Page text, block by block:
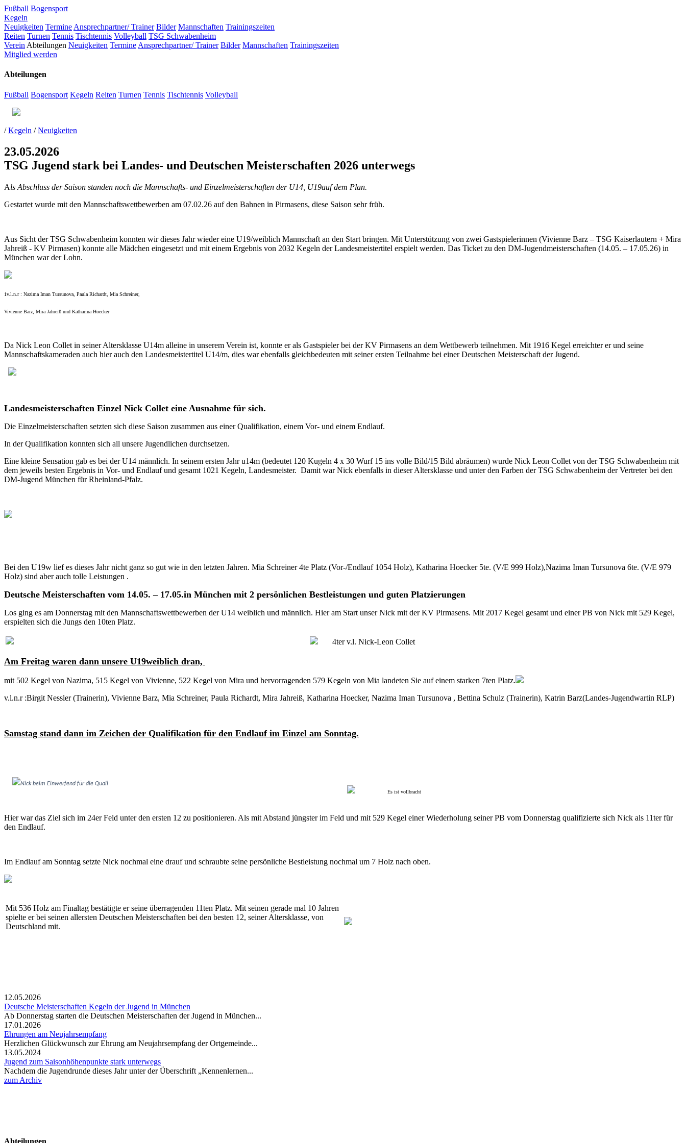
Fußball Bogensport
Kegeln
Neuigkeiten Termine Ansprechpartner/ Trainer Bilder Mannschaften Trainingszeiten
Reiten Turnen Tennis Tischtennis Volleyball TSG Schwabenheim
Verein Abteilungen Neuigkeiten Termine Ansprechpartner/ Trainer Bilder Mannschaften Trainingszeiten
Mitglied werden
Abteilungen
Fußball Bogensport Kegeln Reiten Turnen Tennis Tischtennis Volleyball
/ Kegeln / Neuigkeiten
23.05.2026
TSG Jugend stark bei Landes- und Deutschen Meisterschaften 2026 unterwegs
Als Abschluss der Saison standen noch die Mannschafts- und Einzelmeisterschaften der U14, U19auf dem Plan.
Gestartet wurde mit den Mannschaftswettbewerben am 07.02.26 auf den Bahnen in Pirmasens, diese Saison sehr früh.
Aus Sicht der TSG Schwabenheim konnten wir dieses Jahr wieder eine U19/weiblich Mannschaft an den Start bringen. Mit Unterstützung von zwei Gastspielerinnen (Vivienne Barz – TSG Kaiserlautern + Mira
Jahreiß - KV Pirmasen) konnte alle Mädchen eingesetzt und mit einem Ergebnis von 2032 Kegeln der Landesmeistertitel erspielt werden. Das Ticket zu den DM-Jugendmeisterschaften (14.05. – 17.05.26) in
München war der Lohn.
1v.l.n.r : Nazima Iman Tursunova, Paula Richardt, Mia Schreiner,
Vivienne Barz, Mira Jahreiß und Katharina Hoecker
Da Nick Leon Collet in seiner Altersklasse U14m alleine in unserem Verein ist, konnte er als Gastspieler bei der KV Pirmasens an dem Wettbewerb teilnehmen. Mit 1916 Kegel erreichter er und seine
Mannschaftskameraden auch hier auch den Landesmeistertitel U14/m, dies war ebenfalls gleichbedeuten mit seiner ersten Teilnahme bei einer Deutschen Meisterschaft der Jugend.
Landesmeisterschaften Einzel Nick Collet eine Ausnahme für sich.
Die Einzelmeisterschaften setzten sich diese Saison zusammen aus einer Qualifikation, einem Vor- und einem Endlauf.
In der Qualifikation konnten sich all unsere Jugendlichen durchsetzen.
Eine kleine Sensation gab es bei der U14 männlich. In seinem ersten Jahr u14m (bedeutet 120 Kugeln 4 x 30 Wurf 15 ins volle Bild/15 Bild abräumen) wurde Nick Leon Collet von der TSG Schwabenheim mit
dem jeweils besten Ergebnis in Vor- und Endlauf und gesamt 1021 Kegeln, Landesmeister. Damit war Nick ebenfalls in dieser Altersklasse und unter den Farben der TSG Schwabenheim der Vertreter bei den
DM-Jugend München für Rheinland-Pfalz.
Bei den U19w lief es dieses Jahr nicht ganz so gut wie in den letzten Jahren. Mia Schreiner 4te Platz (Vor-/Endlauf 1054 Holz), Katharina Hoecker 5te. (V/E 999 Holz),Nazima Iman Tursunova 6te. (V/E 979
Holz) sind aber auch tolle Leistungen .
Deutsche Meisterschaften vom 14.05. – 17.05.in München mit 2 persönlichen Bestleistungen und guten Platzierungen
Los ging es am Donnerstag mit den Mannschaftswettbewerben der U14 weiblich und männlich. Hier am Start unser Nick mit der KV Pirmasens. Mit 2017 Kegel gesamt und einer PB von Nick mit 529 Kegel,
erspielten sich die Jungs den 10ten Platz.
4ter v.l. Nick-Leon Collet
Am Freitag waren dann unsere U19weiblich dran,
mit 502 Kegel von Nazima, 515 Kegel von Vivienne, 522 Kegel von Mira und hervorragenden 579 Kegeln von Mia landeten Sie auf einem starken 7ten Platz.
v.l.n.r :Birgit Nessler (Trainerin), Vivienne Barz, Mia Schreiner, Paula Richardt, Mira Jahreiß, Katharina Hoecker, Nazima Iman Tursunova , Bettina Schulz (Trainerin), Katrin Barz(Landes-Jugendwartin RLP)
Samstag stand dann im Zeichen der Qualifikation für den Endlauf im Einzel am Sonntag.
Nick beim Einwerfend für die Quali
Es ist vollbracht
Hier war das Ziel sich im 24er Feld unter den ersten 12 zu positionieren. Als mit Abstand jüngster im Feld und mit 529 Kegel einer Wiederholung seiner PB vom Donnerstag qualifizierte sich Nick als 11ter für
den Endlauf.
Im Endlauf am Sonntag setzte Nick nochmal eine drauf und schraubte seine persönliche Bestleistung nochmal um 7 Holz nach oben.
Mit 536 Holz am Finaltag bestätigte er seine überragenden 11ten Platz. Mit seinen gerade mal 10 Jahren
spielte er bei seinen allersten Deutschen Meisterschaften bei den besten 12, seiner Altersklasse, von
Deutschland mit.
12.05.2026
Deutsche Meisterschaften Kegeln der Jugend in München
Ab Donnerstag starten die Deutschen Meisterschaften der Jugend in München...
17.01.2026
Ehrungen am Neujahrsempfang
Herzlichen Glückwunsch zur Ehrung am Neujahrsempfang der Ortgemeinde...
13.05.2024
Jugend zum Saisonhöhenpunkte stark unterwegs
Nachdem die Jugendrunde dieses Jahr unter der Überschrift „Kennenlernen...
zum Archiv
Abteilungen